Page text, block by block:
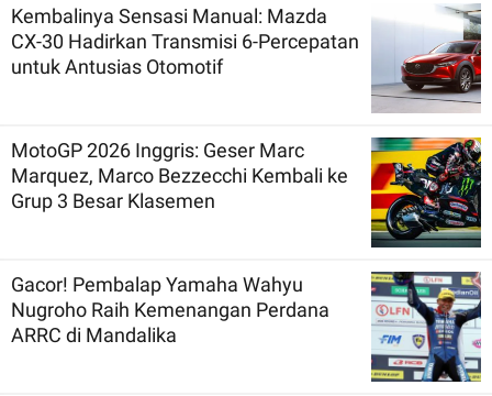
Kembalinya Sensasi Manual: Mazda
CX-30 Hadirkan Transmisi 6-Percepatan
untuk Antusias Otomotif
MotoGP 2026 Inggris: Geser Marc
Marquez, Marco Bezzecchi Kembali ke
Grup 3 Besar Klasemen
Gacor! Pembalap Yamaha Wahyu
Nugroho Raih Kemenangan Perdana
ARRC di Mandalika